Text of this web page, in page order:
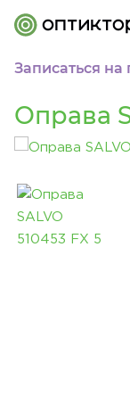
Записаться на
Оправа